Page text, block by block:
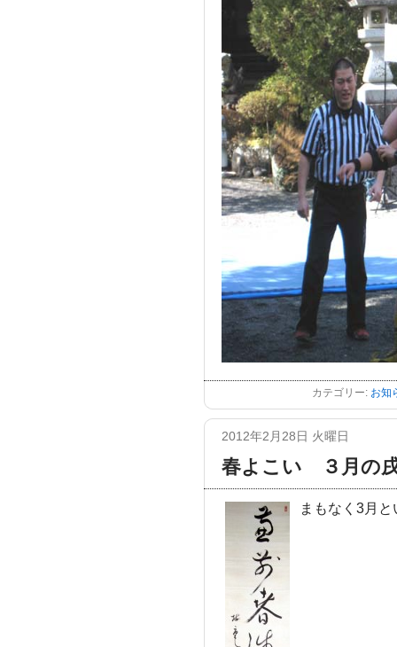
カテゴリー: お知
2012年2月28日 火曜日
春よこい ３月の
まもなく3月